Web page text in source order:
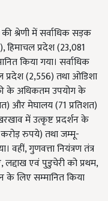
की श्रेणी में सर्वाधिक सड़क
प्रदेश (23,081
किया गया। सर्वाधिक
प्रदेश (2,556) तथा ओडिशा
के अधिकतम उपयोग के
और मेघालय (71 प्रतिशत)
में उत्कृष्ट प्रदर्शन के
रुपये) तथा जम्मू-
वहीं, गुणवत्ता नियंत्रण तंत्र
एवं पुडुचेरी को प्रथम,
के लिए सम्मानित किया